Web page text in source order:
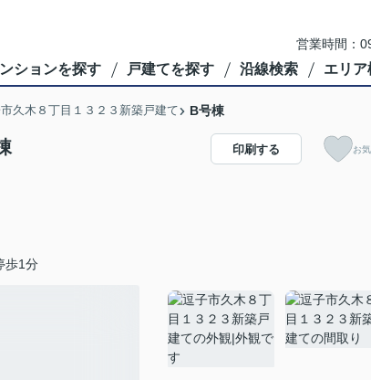
営業時間：
ションを探す 戸建てを探す 沿線検索 エリア
久木８丁目１３２３新築戸建て B号棟
歩1分
印刷する お